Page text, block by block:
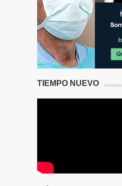
TIEMPO NUEVO